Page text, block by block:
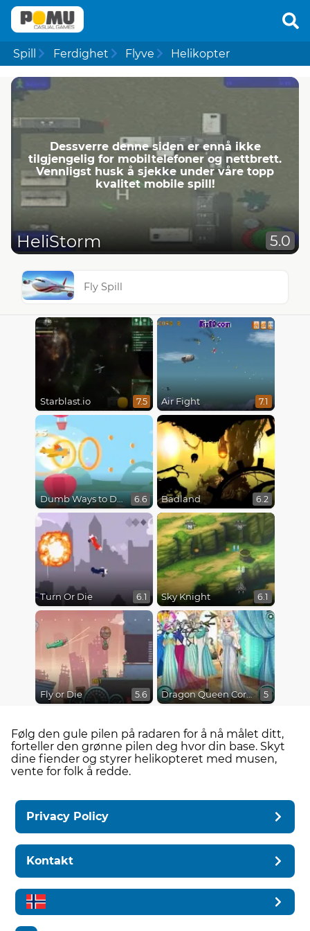
Spill Ferdighet Flyve Helikopter
Dessverre denne siden er ennå ikke
tilgjengelig for mobiltelefoner og nettbrett.
Vennligst husk å sjekke under våre topp
kvalitet mobile spill!
HeliStorm 5.0
Fly Spill
Starblast.io 7.5 Air Fight 7.1
Dumb Ways to Die 3: World Tour 6.6 Badland 6.2
Turn Or Die 6.1 Sky Knight 6.1
Fly or Die 5.6 Dragon Queen Coronation Day 5
Følg den gule pilen på radaren for å nå målet ditt,
forteller den grønne pilen deg hvor din base. Skyt
dine fiender og styrer helikopteret med musen,
vente for folk å redde.
Privacy Policy
Kontakt